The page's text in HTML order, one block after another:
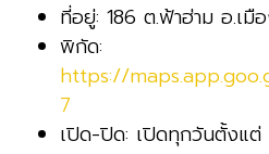
ที่อยู่: 186 ต.ฟ้าฮ่าม อ.เมื
พิกัด:
https://
7
เปิด-ปิด: เปิดทุกวันตั้งแ